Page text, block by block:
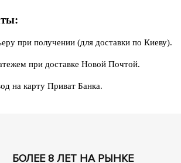
при получении (для доставки по Киеву).
при доставке Новой Почтой.
на карту Приват Банка.
БОЛЕЕ 8 ЛЕТ НА РЫНКЕ